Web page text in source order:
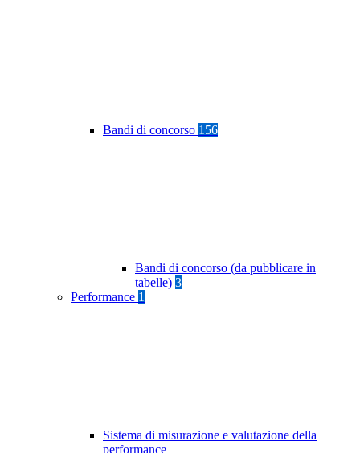
Bandi di concorso 156
Bandi di concorso (da pubblicare in
tabelle) 3
Performance 1
Sistema di misurazione e valutazione della
performance